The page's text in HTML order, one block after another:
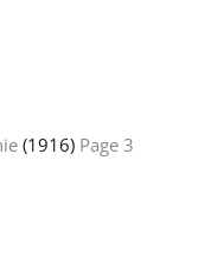
(1916) Page 3